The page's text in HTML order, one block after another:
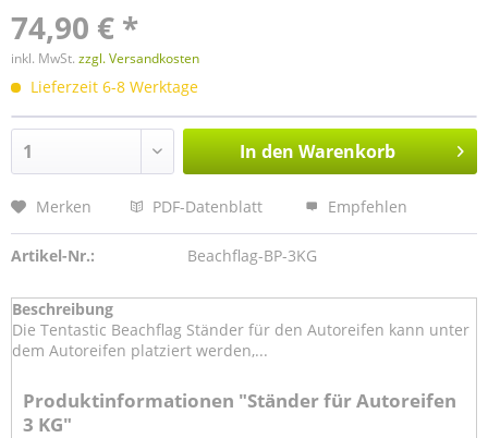
74,90 € *
inkl. MwSt. zzgl. Versandkosten
Lieferzeit 6-8 Werktage
In den Warenkorb
Merken PDF-Datenblatt Empfehlen
Artikel-Nr.: Beachflag-BP-3KG
Beschreibung
Die Tentastic Beachflag Ständer für den Autoreifen kann unter
dem Autoreifen platziert werden,...
Produktinformationen "Ständer für Autoreifen
3 KG"